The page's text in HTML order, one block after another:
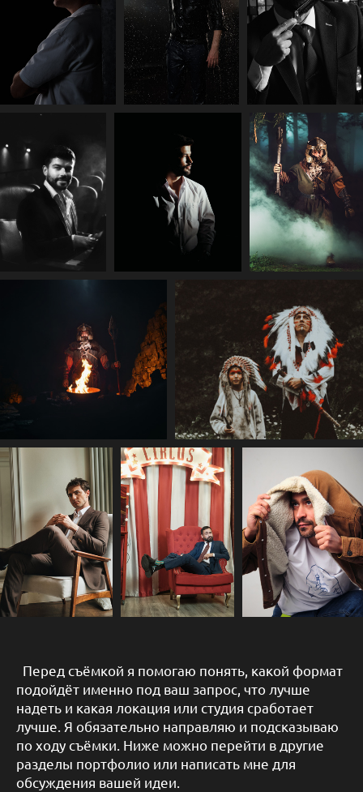
Перед съёмкой я помогаю понять, какой формат
подойдёт именно под ваш запрос, что лучше
надеть и какая локация или студия сработает
лучше. Я обязательно направляю и подсказываю
по ходу съёмки. Ниже можно перейти в другие
разделы портфолио или написать мне для
обсуждения вашей идеи.